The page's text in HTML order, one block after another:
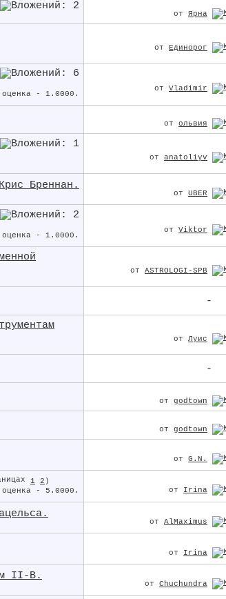
от Ярна
от Единорог
от Vladimir
от ольвия
от anatoliyv
Бреннан.
от UBER
от Viktor
от ASTROLOGI-SPB
-
от Луис
-
от godtown
от godtown
от G.N.
1 2 )
от Irina
от AlMaximus
от Irina
II-B.
от Chuchundra